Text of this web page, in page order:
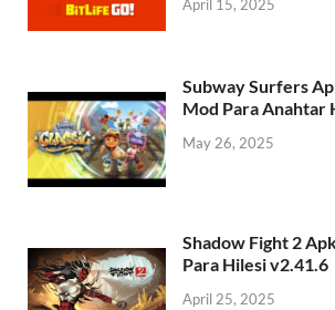
April 15, 2025
Subway Surfers
Mod Para Anahtar
May 26, 2025
Shadow Fight 2
Para Hilesi v2.41.6
April 25, 2025